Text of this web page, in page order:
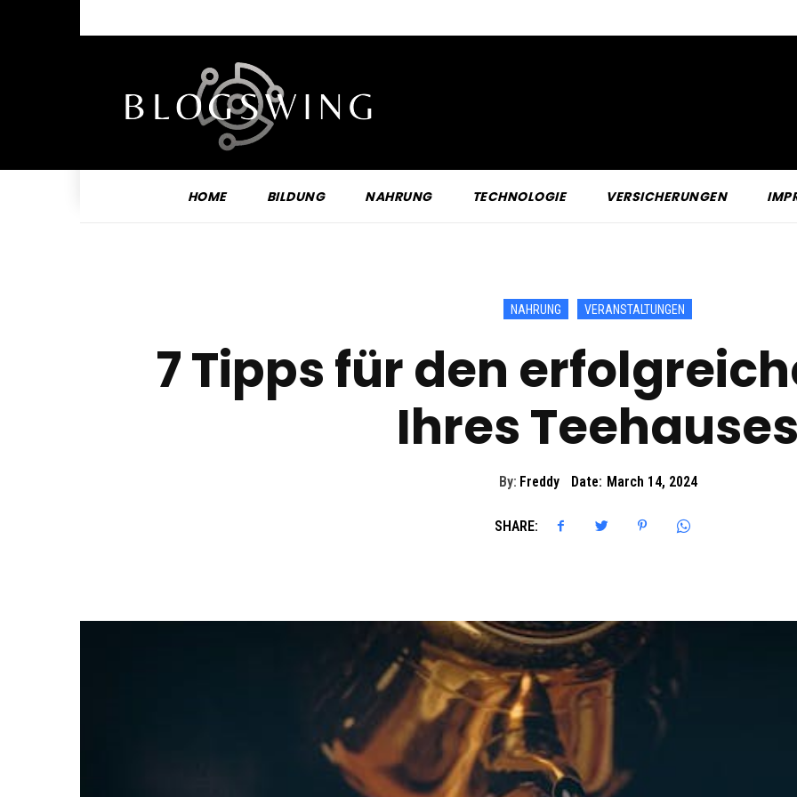
HOME BILDUNG NAHRUNG TECHNOLOGIE VERSICHERUNGEN
NAHRUNG VERANSTALTUNGEN
7 Tipps für den
Ihres
By: Freddy Date: March 14, 2024
SHARE: